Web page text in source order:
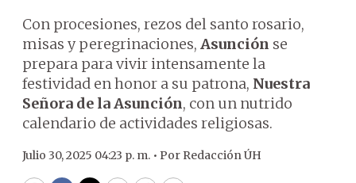
Con procesiones, rezos del santo rosario,
misas y peregrinaciones, Asunción se
prepara para vivir intensamente la
festividad en honor a su patrona, Nuestra
Señora de la Asunción, con un nutrido
calendario de actividades religiosas.
Julio 30, 2025 04:23 p. m. • Por Redacción ÚH